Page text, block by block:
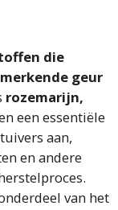
die
geur
rozemarijn,
een essentiële
aan,
en andere
van het